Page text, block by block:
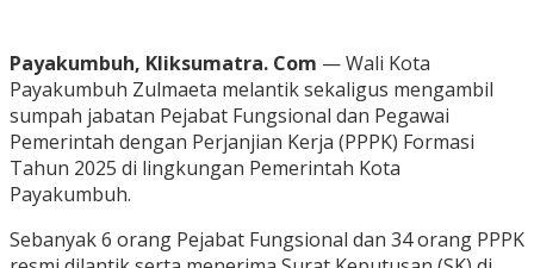
Payakumbuh, Kliksumatra. Com — Wali Kota
Payakumbuh Zulmaeta melantik sekaligus mengambil
sumpah jabatan Pejabat Fungsional dan Pegawai
Pemerintah dengan Perjanjian Kerja (PPPK) Formasi
Tahun 2025 di lingkungan Pemerintah Kota
Payakumbuh.
Sebanyak 6 orang Pejabat Fungsional dan 34 orang PPPK